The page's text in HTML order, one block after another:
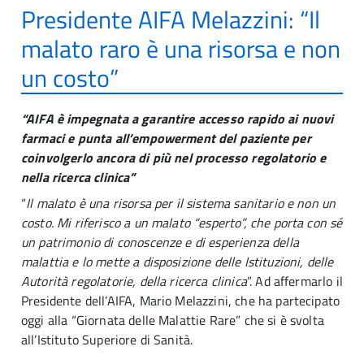
Presidente AIFA Melazzini: “Il
malato raro è una risorsa e non
un costo”
“AIFA è impegnata a garantire accesso rapido ai nuovi
farmaci e punta all’empowerment del paziente per
coinvolgerlo ancora di più nel processo regolatorio e
nella ricerca clinica”
“Il malato è una risorsa per il sistema sanitario e non un
costo. Mi riferisco a un malato “esperto”, che porta con sé
un patrimonio di conoscenze e di esperienza della
malattia e lo mette a disposizione delle Istituzioni, delle
Autorità regolatorie, della ricerca clinica”. Ad affermarlo il
Presidente dell’AIFA, Mario Melazzini, che ha partecipato
oggi alla “Giornata delle Malattie Rare” che si è svolta
all’Istituto Superiore di Sanità.